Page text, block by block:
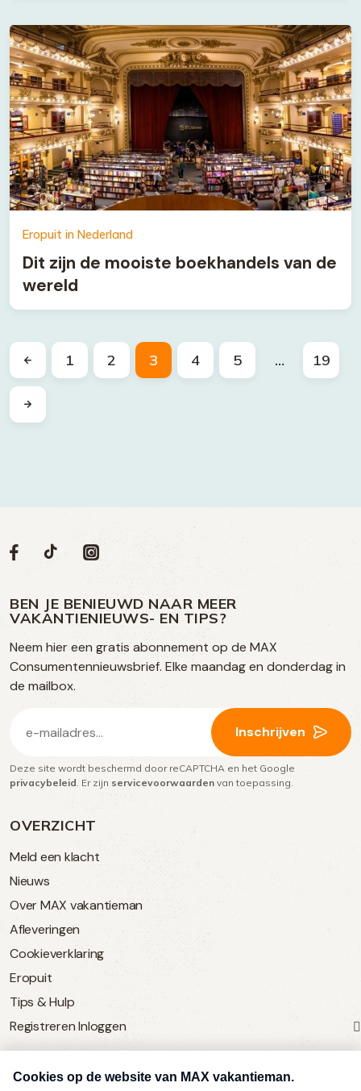
Eropuit in Nederland
Dit zijn de mooiste boekhandels van de
wereld
1 2 3 4 5 … 19
OVERZICHT
Meld een klacht
Nieuws
Over MAX vakantieman
Afleveringen
Cookieverklaring
Eropuit
Tips & Hulp
Registreren Inloggen
SERVICE
Volg
op
social
media
Social
Volg
op
Facebook
Volg
op
TikTok
Volg
op
Instagram
BEN JE BENIEUWD NAAR MEER
VAKANTIENIEUWS- EN TIPS?
Neem hier een gratis abonnement op de MAX
Consumentennieuwsbrief. Elke maandag en donderdag in
de mailbox.
mailadres
(Vereist)
Inschrijven
Deze site wordt beschermd door reCAPTCHA en het Google
privacybeleid. Er zijn servicevoorwaarden van toepassing.